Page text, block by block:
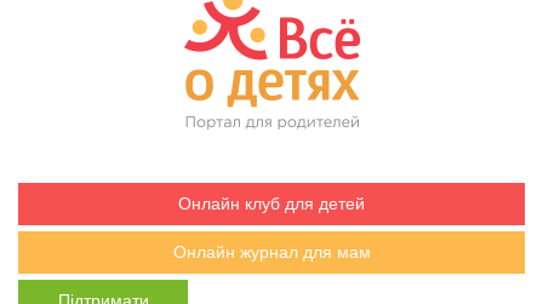
Онлайн клуб для детей
Онлайн журнал для мам